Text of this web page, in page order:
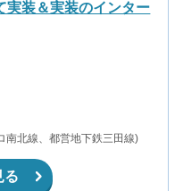
実装＆実装のインター
南北線、都営地下鉄三田線)
る